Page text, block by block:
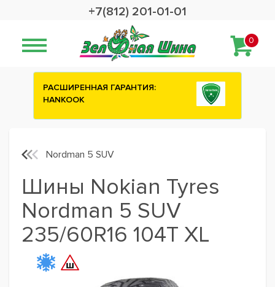
+7(812) 201-01-01
0
Сashback 2500 рублей на зимние
Nordman 5 SUV
Шины Nokian Tyres
Nordman 5 SUV
235/60R16 104T XL